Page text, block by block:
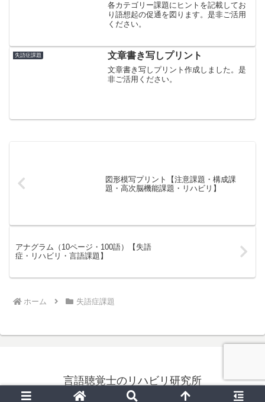
各カテゴリー課題にヒントを記載してお
り語想起の促通を図ります。是非ご活用
ください。
失語症課題 文章書き写しプリント
文章書き写しプリント作成しました。是
非ご活用ください。
図形模写プリント【注意課題・構成課
題・高次脳機能課題・リハビリ】
アナグラム（10ページ・100語）【失語
症・リハビリ・言語課題】
ホーム 失語症課題
言語聴覚士のリハビリ研究所
© 2023 言語聴覚士のリハビリ研究所.